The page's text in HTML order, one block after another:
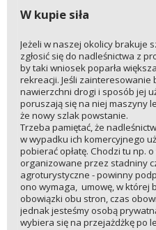
W kupie siła
Jeżeli w naszej okolicy brakuje
zgłosić się do nadleśnictwa z
by taki wniosek poparła
rekreacji. Jeśli zainteresowanie
nawierzchni drogi i sposób jej
poruszają się na niej maszyny
że nowy szlak powstanie.
Trzeba pamiętać, że
w wypadku ich komercyjnego
pobierać opłatę. Chodzi tu np.
organizowane przez stadniny
agroturystyczne - powinny
ono wymaga, umowę, w której
obowiązki obu stron, czas
jednak jesteśmy osobą
wybiera się na przejażdżkę po